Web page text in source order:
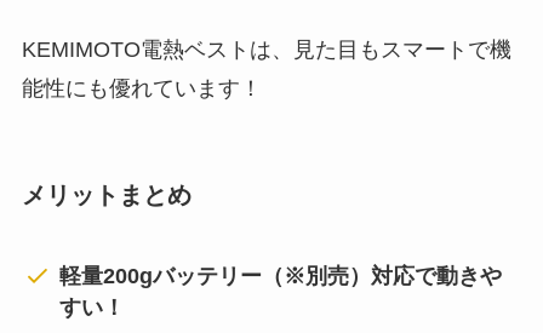
KEMIMOTO電熱ベストは、見た目もスマートで機
能性にも優れています！
メリットまとめ
軽量200gバッテリー（※別売）対応で動きや
すい！